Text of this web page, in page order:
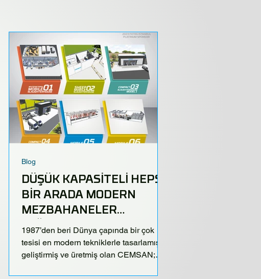
DÜŞÜK KAPASİTELİ HEPSİ-
BİR ARADA MODERN
MEZBAHANELER
ÇOĞALIYOR!
1987’den beri Dünya çapında bir çok
tesisi en modern tekniklerle tasarlamış,
geliştirmiş ve üretmiş olan CEMSAN;
Blog